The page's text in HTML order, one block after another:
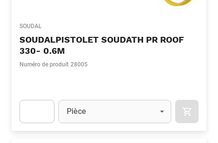
SOUDAL
SOUDALPISTOLET SOUDATH PR ROOF
330- 0.6M
Numéro de produit 28005
Unité
Pièce